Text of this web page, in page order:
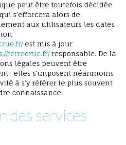
peut être toutefois décidée
s’efforcera alors de
aux utilisateurs les dates
est mis à jour
terrecrue.fr/responsable. De la
légales peuvent être
: elles s’imposent néanmoins
à s’y référer le plus souvent
connaissance.
des services